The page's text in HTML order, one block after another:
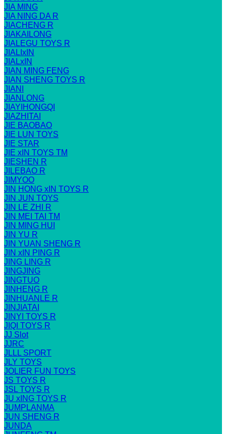
JIA MING
JIA NING DA R
JIACHENG R
JIAKAILONG
JIALEGU TOYS R
JIALIxIN
JIALxIN
JIAN MING FENG
JIAN SHENG TOYS R
JIANI
JIANLONG
JIAYIHONGQI
JIAZHITAI
JIE BAOBAO
JIE LUN TOYS
JIE STAR
JIE xIN TOYS TM
JIESHEN R
JILEBAO R
JIMYOO
JIN HONG xIN TOYS R
JIN JUN TOYS
JIN LE ZHI R
JIN MEI TAI TM
JIN MING HUI
JIN YU R
JIN YUAN SHENG R
JIN xIN PING R
JING LING R
JINGJING
JINGTUO
JINHENG R
JINHUANLE R
JINJIATAI
JINYI TOYS R
JIQI TOYS R
JJ Slot
JJRC
JLLL SPORT
JLY TOYS
JOLIER FUN TOYS
JS TOYS R
JSL TOYS R
JU xING TOYS R
JUMPLANMA
JUN SHENG R
JUNDA